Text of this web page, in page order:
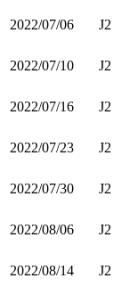
2022/07/06 J2
2022/07/10 J2
2022/07/16 J2
2022/07/23 J2
2022/07/30 J2
2022/08/06 J2
2022/08/14 J2